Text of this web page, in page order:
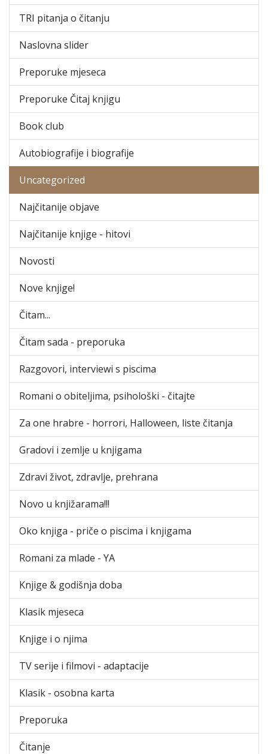
TRI pitanja o čitanju
Naslovna slider
Preporuke mjeseca
Preporuke Čitaj knjigu
Book club
Autobiografije i biografije
Uncategorized
Najčitanije objave
Najčitanije knjige - hitovi
Novosti
Nove knjige!
Čitam...
Čitam sada - preporuka
Razgovori, interviewi s piscima
Romani o obiteljima, psihološki - čitajte
Za one hrabre - horrori, Halloween, liste čitanja
Gradovi i zemlje u knjigama
Zdravi život, zdravlje, prehrana
Novo u knjižarama!!!
Oko knjiga - priče o piscima i knjigama
Romani za mlade - YA
Knjige & godišnja doba
Klasik mjeseca
Knjige i o njima
TV serije i filmovi - adaptacije
Klasik - osobna karta
Preporuka
Čitanje